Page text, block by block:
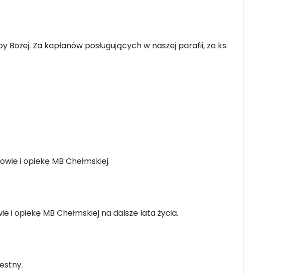
Bożej. Za kapłanów posługujących w naszej parafii, za ks.
i opiekę MB Chełmskiej.
i opiekę MB Chełmskiej na dalsze lata życia.